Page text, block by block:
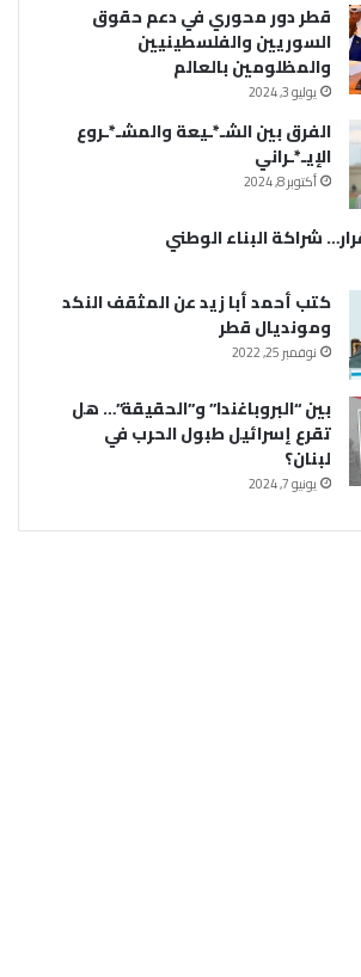
قطر دور محوري في دعم حقوق
السوريين والفلسطينيين
والمظلومين بالعالم
يوليو 3, 2024
الفرق بين الشـ*ـيعة والمشـ*ـروع
الإيـ*ـراني
أكتوبر 8, 2024
شراكة البناء الوطني
كتب أحمد أبا زيد عن المثقف النكد
ومونديال قطر
نوفمبر 25, 2022
بين “البروباغندا” و”الحقيقة”… هل
تقرع إسرائيل طبول الحرب في
لبنان؟
يونيو 7, 2024